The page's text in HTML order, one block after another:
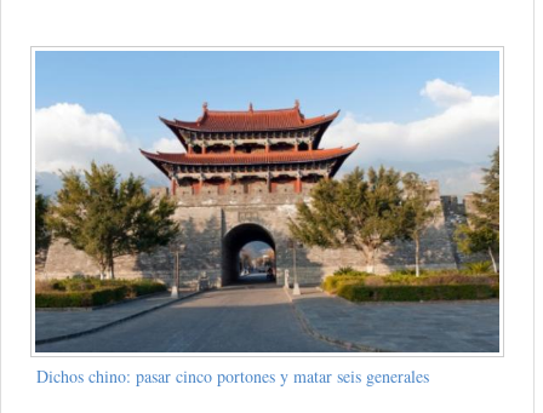
Dichos chino: pasar cinco portones y matar seis generales